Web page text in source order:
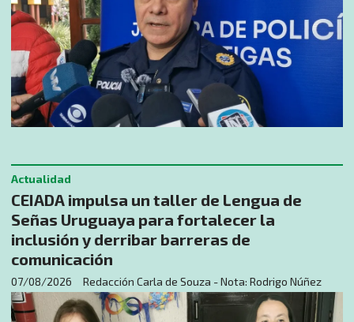
CEIADA impulsa un taller de Lengua de
Señas Uruguaya para fortalecer la
inclusión y derribar barreras de
comunicación
Redacción Carla de Souza - Nota: Rodrigo Núñez
Actualidad
07/08/2026